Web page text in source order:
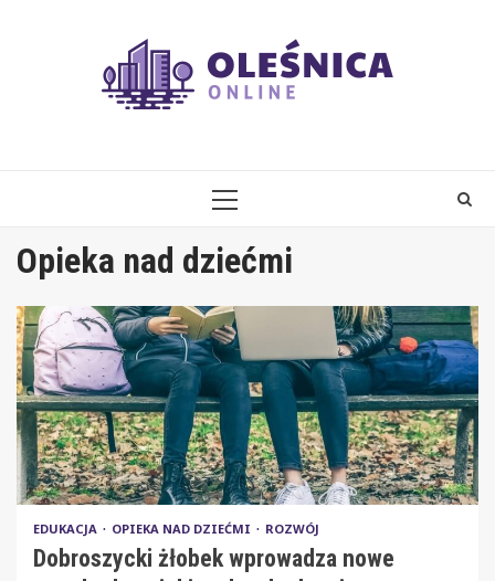
PRIMARY
Opieka nad dziećmi
EDUKACJA OPIEKA NAD DZIEĆMI ROZWÓJ
Dobroszycki żłobek wprowadza nowe